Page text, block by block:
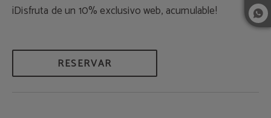
¡Disfruta de un 10% exclusivo web, acumulable!
RESERVAR